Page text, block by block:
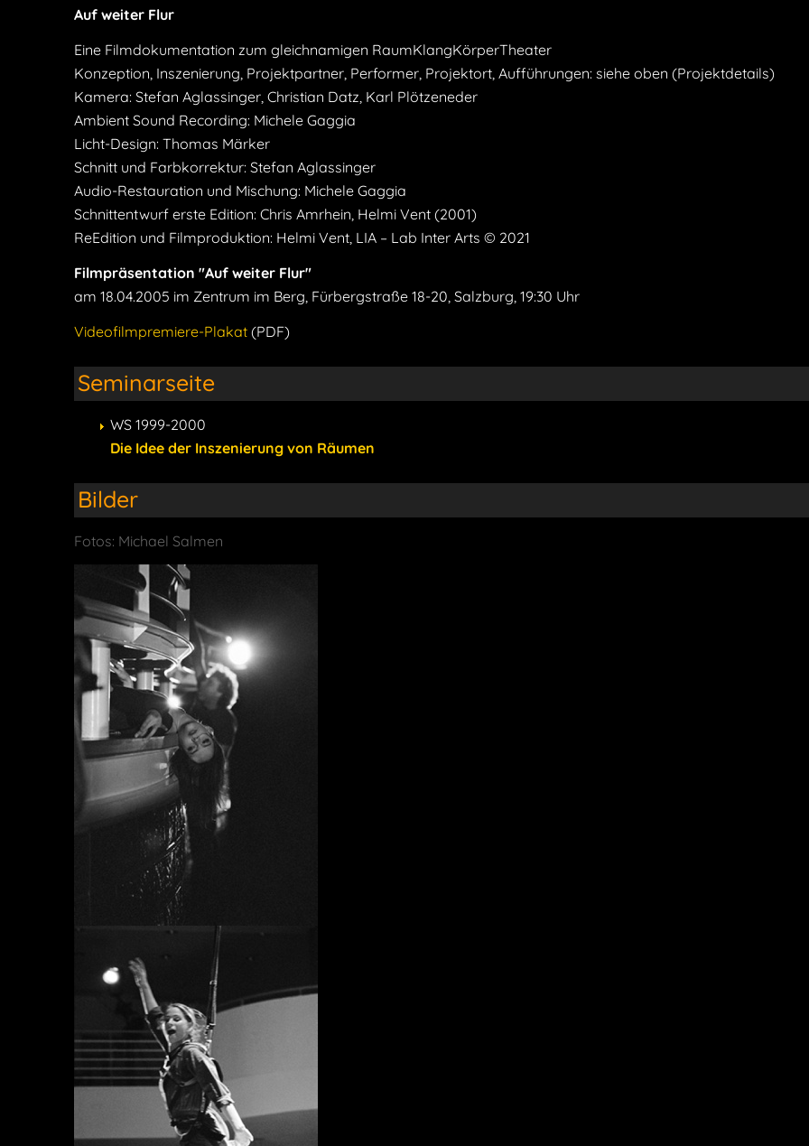
Auf weiter Flur
Eine Filmdokumentation zum gleichnamigen RaumKlangKörperTheater
Konzeption, Inszenierung, Projektpartner, Performer, Projektort, Aufführungen: siehe oben (Projektdetails)
Kamera: Stefan Aglassinger, Christian Datz, Karl Plötzeneder
Ambient Sound Recording: Michele Gaggia
Licht-Design: Thomas Märker
Schnitt und Farbkorrektur: Stefan Aglassinger
Audio-Restauration und Mischung: Michele Gaggia
Schnittentwurf erste Edition: Chris Amrhein, Helmi Vent (2001)
ReEdition und Filmproduktion: Helmi Vent, LIA – Lab Inter Arts © 2021
Filmpräsentation "Auf weiter Flur"
am 18.04.2005 im Zentrum im Berg, Fürbergstraße 18-20, Salzburg, 19:30 Uhr
Videofilmpremiere-Plakat (PDF)
Seminarseite
WS 1999-2000
Die Idee der Inszenierung von Räumen
Bilder
Fotos: Michael Salmen